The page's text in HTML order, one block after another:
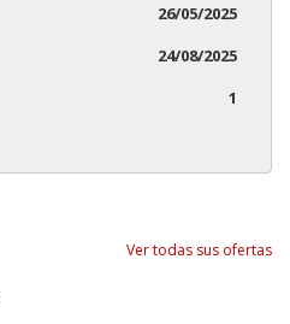
26/05/2025
24/08/2025
1
Ver todas sus ofertas